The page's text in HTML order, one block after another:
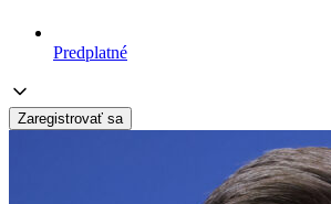
Predplatné
Zaregistrovať sa